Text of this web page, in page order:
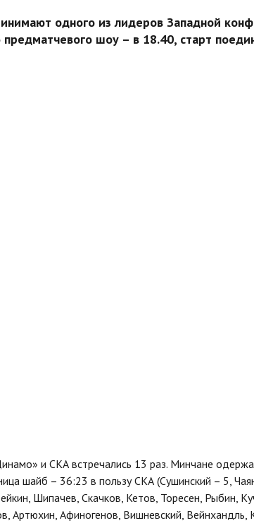
одного из лидеров Западной
предматчевого шоу – в 18.40, старт
и СКА встречались 13 раз. Минчане
шайб – 36:23 в пользу СКА (Сушинский – 5,
Шипачев, Скачков, Кетов, Торесен, Рыбин,
Артюхин, Афиногенов, Вишневский, Вейнхандль,